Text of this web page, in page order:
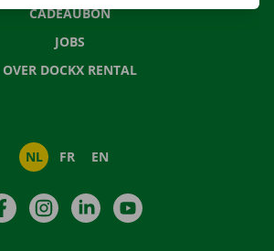
CADEAUBON
JOBS
OVER DOCKX RENTAL
NL FR EN
FacebookInstagramLinkedIn